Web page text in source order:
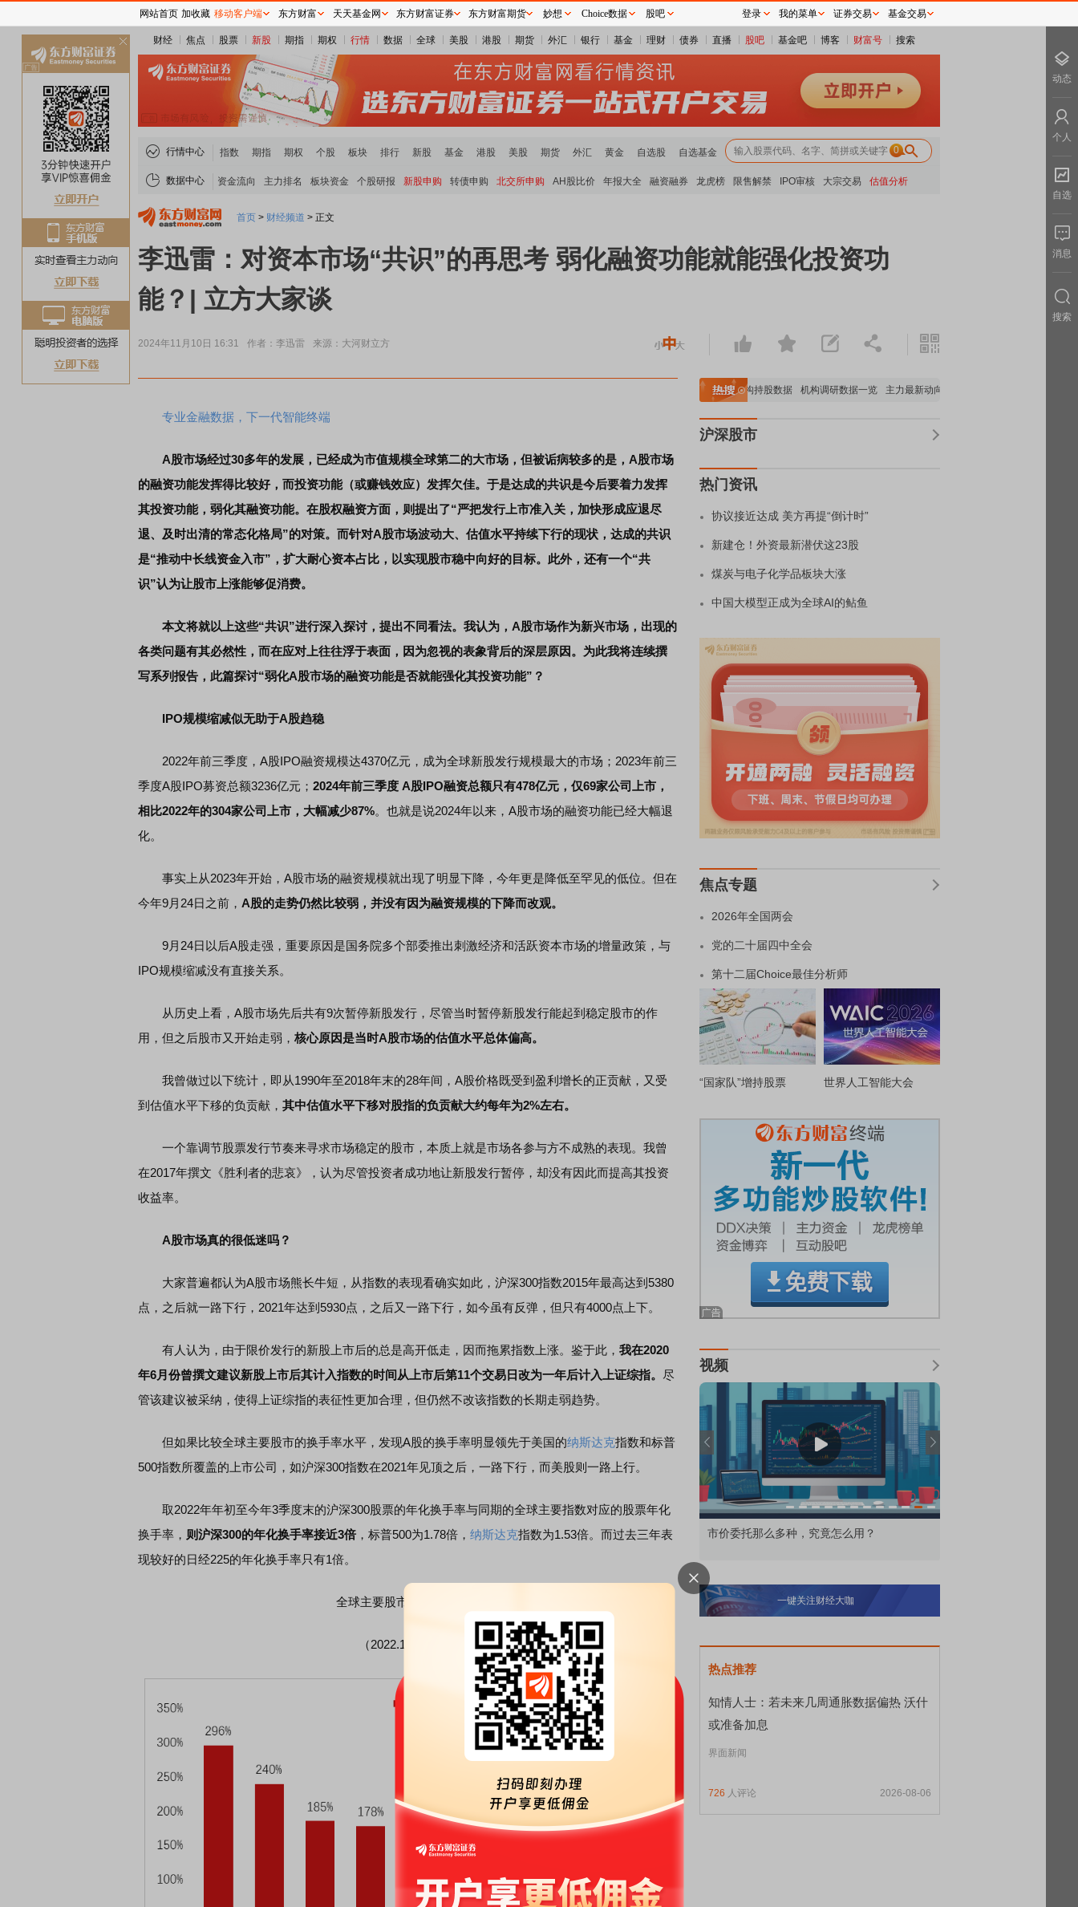
财经 焦点 股票 新股 期指 期权 行情 数据 全球 美股 港股 期货 外汇 银行 基金 理财 债券 直播 股吧 基金吧 博客 财富号 搜索
行情中心 指数 期指 期权 个股 板块 排行 新股 基金 港股 美股 期货 外汇 黄金 自选股 自选基金 0
数据中心 资金流向 主力排名 板块资金 个股研报 新股申购 转债申购 北交所申购 AH股比价 年报大全 融资融券 龙虎榜 限售解禁 IPO审核 大宗交易 估值分析
首页 > 财经频道 > 正文
李迅雷：对资本市场“共识”的再思考 弱化融资功能就能强化投资功
能？| 立方大家谈
2024年11月10日 16:31 作者：李迅雷 来源：大河财立方
专业金融数据，下一代智能终端
A股市场经过30多年的发展，已经成为市值规模全球第二的大市场，但被诟病较多的是，A股市场
的融资功能发挥得比较好，而投资功能（或赚钱效应）发挥欠佳。于是达成的共识是今后要着力发挥
其投资功能，弱化其融资功能。在股权融资方面，则提出了“严把发行上市准入关，加快形成应退尽
退、及时出清的常态化格局”的对策。而针对A股市场波动大、估值水平持续下行的现状，达成的共识
是“推动中长线资金入市”，扩大耐心资本占比，以实现股市稳中向好的目标。此外，还有一个“共
识”认为让股市上涨能够促消费。
本文将就以上这些“共识”进行深入探讨，提出不同看法。我认为，A股市场作为新兴市场，出现的
各类问题有其必然性，而在应对上往往浮于表面，因为忽视的表象背后的深层原因。为此我将连续撰
写系列报告，此篇探讨“弱化A股市场的融资功能是否就能强化其投资功能”？
IPO规模缩减似无助于A股趋稳
2022年前三季度，A股IPO融资规模达4370亿元，成为全球新股发行规模最大的市场；2023年前三
季度A股IPO募资总额3236亿元； 2024年前三季度 A股IPO融资总额只有478亿元，仅69家公司上市，
相比2022年的304家公司上市，大幅减少87%。也就是说2024年以来，A股市场的融资功能已经大幅退
化。
事实上从2023年开始，A股市场的融资规模就出现了明显下降，今年更是降低至罕见的低位。但在
今年9月24日之前， A股的走势仍然比较弱，并没有因为融资规模的下降而改观。
9月24日以后A股走强，重要原因是国务院多个部委推出刺激经济和活跃资本市场的增量政策，与
IPO规模缩减没有直接关系。
从历史上看，A股市场先后共有9次暂停新股发行，尽管当时暂停新股发行能起到稳定股市的作
用，但之后股市又开始走弱， 核心原因是当时A股市场的估值水平总体偏高。
我曾做过以下统计，即从1990年至2018年末的28年间，A股价格既受到盈利增长的正贡献，又受
到估值水平下移的负贡献， 其中估值水平下移对股指的负贡献大约每年为2%左右。
一个靠调节股票发行节奏来寻求市场稳定的股市，本质上就是市场各参与方不成熟的表现。我曾
在2017年撰文《胜利者的悲哀》，认为尽管投资者成功地让新股发行暂停，却没有因此而提高其投资
收益率。
A股市场真的很低迷吗？
大家普遍都认为A股市场熊长牛短，从指数的表现看确实如此，沪深300指数2015年最高达到5380
点，之后就一路下行，2021年达到5930点，之后又一路下行，如今虽有反弹，但只有4000点上下。
有人认为，由于限价发行的新股上市后的总是高开低走，因而拖累指数上涨。鉴于此， 我在2020
年6月份曾撰文建议新股上市后其计入指数的时间从上市后第11个交易日改为一年后计入上证综指。 尽
管该建议被采纳，使得上证综指的表征性更加合理，但仍然不改该指数的长期走弱趋势。
但如果比较全球主要股市的换手率水平，发现A股的换手率明显领先于美国的纳斯达克指数和标普
500指数所覆盖的上市公司，如沪深300指数在2021年见顶之后，一路下行，而美股则一路上行。
取2022年年初至今年3季度末的沪深300股票的年化换手率与同期的全球主要指数对应的股票年化
换手率， 则沪深300的年化换手率接近3倍 ，标普500为1.78倍， 纳斯达克指数为1.53倍。而过去三年表
现较好的日经225的年化换手率只有1倍。
全球主要股市的年化换手率
（2022.1-2024.9）
重要机构持股数据 机构调研数据一览 主力最新动向 上市公司限售股解禁一览
沪深股市
热门资讯
协议接近达成 美方再提“倒计时”
新建仓！外资最新潜伏这23股
煤炭与电子化学品板块大涨
中国大模型正成为全球AI的鲇鱼
焦点专题
2026年全国两会
党的二十届四中全会
第十二届Choice最佳分析师
“国家队”增持股票 世界人工智能大会
视频
债券知识通识：从基础认知到特色品种 了解北交所知识 做理性投资者 市价委托那么多种，究竟怎么用？ 北交所顶格打新居然只能中碎股
一键关注财经大咖
热点推荐
知情人士：若未来几周通胀数据偏热 沃什
或准备加息
界面新闻
726 人评论 2026-08-06
网站首页 加收藏 移动客户端 东方财富 天天基金网 东方财富证券 东方财富期货 妙想 Choice数据 股吧 登录 我的菜单 证券交易 基金交易
动态
个人
自选
消息
搜索
关